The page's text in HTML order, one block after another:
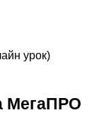
урок)
МегаПРО